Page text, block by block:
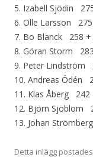
5. Izabell Sjödin
6. Olle Larsson
7. Bo Blanck 258 +
8. Göran Storm
9. Peter Lindström
10. Andreas Ödén
11. Klas Åberg 242
12. Björn Sjöblom
13. Johan
Detta inlägg